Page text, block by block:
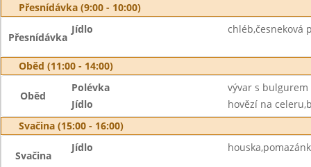
Přesnídávka (9:00 - 10:00)
Přesnídávka
Jídlo chléb,česneková
Oběd (11:00 - 14:00)
Oběd
Polévka
vývar s bulgurem
Jídlo
hovězí na
Svačina (15:00 - 16:00)
Svačina
Jídlo